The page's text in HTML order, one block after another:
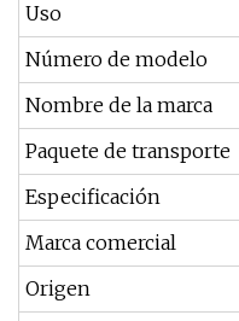
Uso
Número de modelo
Nombre de la marca
Paquete de transporte
Especificación
Marca comercial
Origen